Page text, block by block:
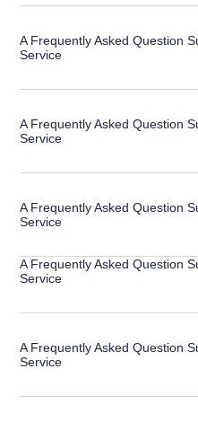
A Frequently Asked Question
Service
A Frequently Asked Question
Service
A Frequently Asked Question
Service
A Frequently Asked Question
Service
A Frequently Asked Question
Service